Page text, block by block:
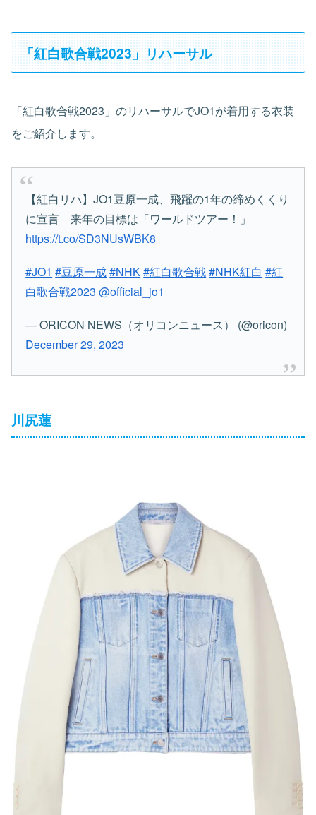
「紅白歌合戦2023」リハーサル
「紅白歌合戦2023」のリハーサルでJO1が着用する衣装
をご紹介します。
【紅白リハ】JO1豆原一成、飛躍の1年の締めくくり
に宣言 来年の目標は「ワールドツアー！」
https://t.co/SD3NUsWBK8
#JO1 #豆原一成#NHK#紅白歌合戦#NHK紅白 #紅
白歌合戦2023 @official_jo1
— ORICON NEWS（オリコンニュース） (@oricon)
December 29, 2023
川尻蓮